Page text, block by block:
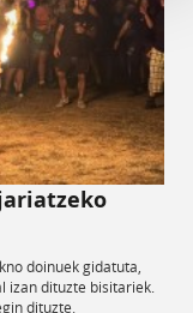
doinuek gidatuta,
izan dituzte bisitariek.
dituzte.